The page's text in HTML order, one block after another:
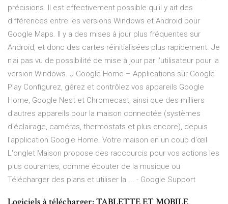
précisions. Il est effectivement possible qu'il y ait des
différences entre les versions Windows et Android pour
Google Maps. Il y a des mises à jour plus fréquentes sur
Android, et donc des cartes réinitialisées plus rapidement. Je
n'ai pas vu de possibilité de mise à jour par l'utilisateur pour la
version Windows. J Google Home – Applications sur Google
Play Configurez, gérez et contrôlez vos appareils Google
Home, Google Nest et Chromecast, ainsi que des milliers
d'autres appareils pour la maison connectée (systèmes
d'éclairage, caméras, thermostats et plus encore), depuis
l'application Google Home. Votre maison en un coup d'œil
L'onglet Maison propose des raccourcis pour vos actions les
plus courantes, comme écouter de la musique ou
Télécharger des plans et utiliser la ... - Google Support